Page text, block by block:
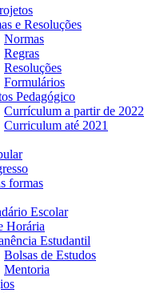
e Resoluções
Normas
Regras
Resoluções
Formulários
Pedagógico
Currículum a partir de 2022
Curriculum até 2021
formas
Escolar
Horária
Estudantil
Bolsas de Estudos
Mentoria